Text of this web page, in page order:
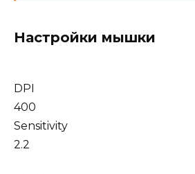
Настройки мышки
DPI
400
Sensitivity
2.2